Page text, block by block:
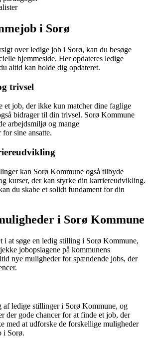
i Sorø
over ledige job i Sorø, kan du besøge
hjemmeside. Her opdateres ledige
altid kan holde dig opdateret.
trivsel
job, der ikke kun matcher dine faglige
bidrager til din trivsel. Sorø Kommune
arbejdsmiljø og mange
sine ansatte.
kan Sorø Kommune også tilbyde
kurser, der kan styrke din karriereudvikling.
du skabe et solidt fundament for din
i Sorø Kommune
i at søge en ledig stilling i Sorø Kommune,
jobopslagene på kommunens
nye muligheder for spændende jobs, der
af ledige stillinger i Sorø Kommune, og
der gode chancer for at finde et job, der
med at udforske de forskellige muligheder
i Sorø.